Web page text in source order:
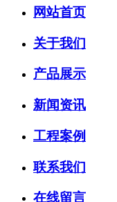
网站首页
关于我们
产品展示
新闻资讯
工程案例
联系我们
在线留言